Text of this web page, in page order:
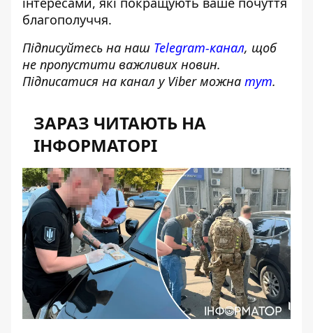
благополуччя.
Підписуйтесь на наш Telegram-канал, щоб
не пропустити важливих новин.
Підписатися на канал у Viber можна тут.
ЗАРАЗ ЧИТАЮТЬ НА
ІНФОРМАТОРІ